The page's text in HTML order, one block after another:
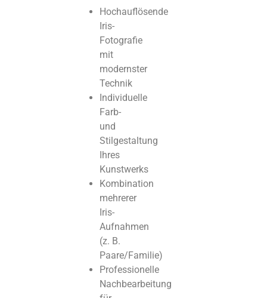
Hochauflösende
Iris-
Fotografie
mit
modernster
Technik
Individuelle
Farb-
und
Stilgestaltung
Ihres
Kunstwerks
Kombination
mehrerer
Iris-
Aufnahmen
(z. B.
Paare/Familie)
Professionelle
Nachbearbeitung